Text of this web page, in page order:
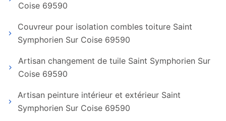
Coise 69590
Couvreur pour isolation combles toiture Saint
Symphorien Sur Coise 69590
Artisan changement de tuile Saint Symphorien Sur
Coise 69590
Artisan peinture intérieur et extérieur Saint
Symphorien Sur Coise 69590